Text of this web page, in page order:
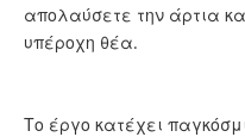
απολαύσετε την άρτια
υπέροχη θέα.
Το έργο κατέχει